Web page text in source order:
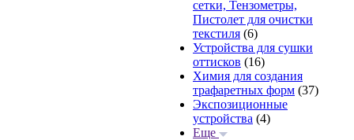
сетки, Тензометры,
Пистолет для очистки
текстиля (6)
Устройства для сушки
оттисков (16)
Химия для создания
трафаретных форм (37)
Экспозиционные
устройства (4)
Еще